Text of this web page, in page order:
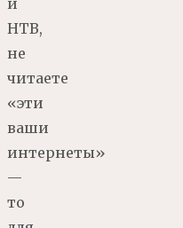
и
НТВ,
не
читаете
«эти
ваши
интернеты»
—
то